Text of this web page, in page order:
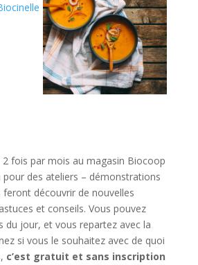
2 fois par mois au magasin Biocoop
pour des ateliers – démonstrations
feront découvrir de nouvelles
et conseils. Vous pouvez
du jour, et vous repartez avec la
si vous le souhaitez avec de quoi
c’est gratuit et sans inscription